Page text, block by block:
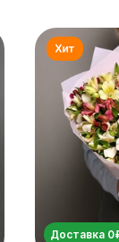
Доставка